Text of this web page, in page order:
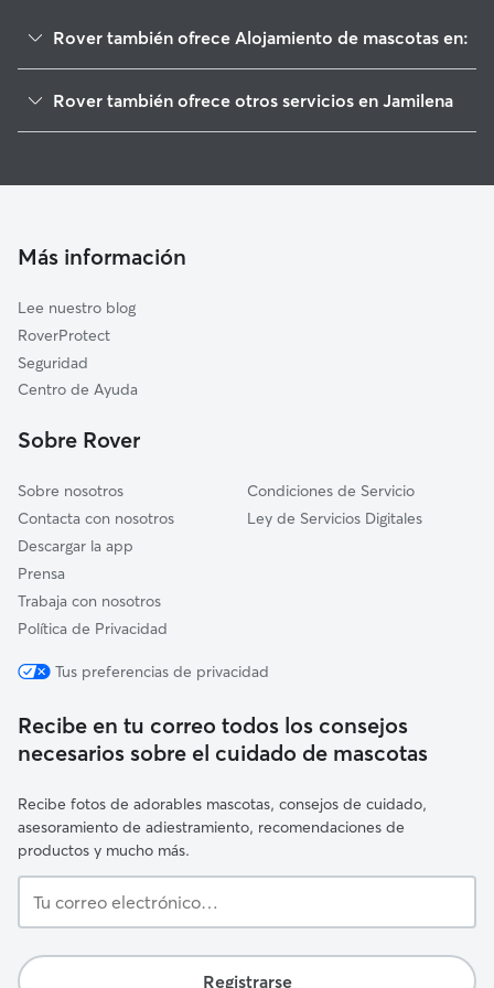
Rover también ofrece Alojamiento de mascotas en:
Los Villares
Fuensanta de Martos
Fuerte del Rey
Escañuela
Valdepeñas de Jaén
Noguerones
Rover también ofrece otros servicios en Jamilena
Cuidadores a domicilio en Jamilena
Más información
Lee nuestro blog
RoverProtect
Seguridad
Centro de Ayuda
Sobre Rover
Sobre nosotros
Contacta con nosotros
Descargar la app
Prensa
Trabaja con nosotros
Política de Privacidad
Condiciones de Servicio
Ley de Servicios Digitales
Tus preferencias de privacidad
Recibe en tu correo todos los consejos
necesarios sobre el cuidado de mascotas
Recibe fotos de adorables mascotas, consejos de cuidado,
asesoramiento de adiestramiento, recomendaciones de
productos y mucho más.
correo
Registrarse